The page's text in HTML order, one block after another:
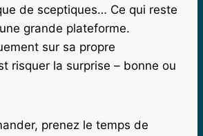
de sceptiques… Ce qui reste
grande plateforme.
sur sa propre
risquer la surprise – bonne ou
prenez le temps de